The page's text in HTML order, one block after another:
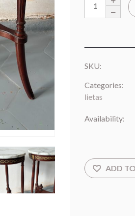
SKU:
Categories:
lietas
Availability: